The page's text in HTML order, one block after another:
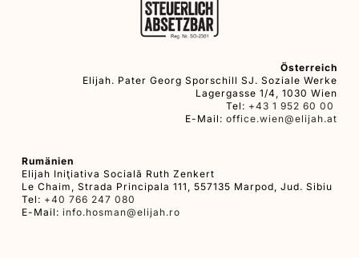
Österreich
Elijah. Pater Georg Sporschill SJ. Soziale Werke
Lagergasse 1/4, 1030 Wien
Tel: +43 1 952 60 00
E-Mail: office.wien@elijah.at
Rumänien
Elijah Iniţiativa Socială Ruth Zenkert
Le Chaim, Strada Principala 111, 557135 Marpod, Jud. Sibiu
Tel: +40 766 247 080
E-Mail: info.hosman@elijah.ro